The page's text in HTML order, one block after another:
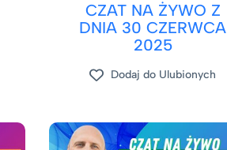
CZAT NA ŻYWO Z
DNIA 30 CZERWCA
2025
Dodaj do Ulubionych